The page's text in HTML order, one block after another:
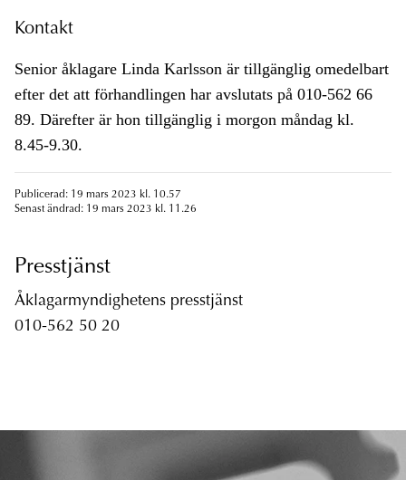
Kontakt
Senior åklagare Linda Karlsson är tillgänglig omedelbart
efter det att förhandlingen har avslutats på 010-562 66
89. Därefter är hon tillgänglig i morgon måndag kl.
8.45-9.30.
Publicerad: 19 mars 2023 kl. 10.57
Senast ändrad: 19 mars 2023 kl. 11.26
Presstjänst
Åklagarmyndighetens presstjänst
010-562 50 20